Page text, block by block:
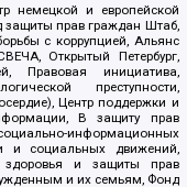
немецкой и европейской
защиты прав граждан Штаб,
с коррупцией, Альянс
Открытый Петербург,
Правовая инициатива,
преступности,
Центр поддержки и
В защиту прав
информационных
и социальных движений,
здоровья и защиты прав
и их семьям, Фонд